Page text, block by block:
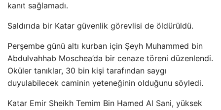
kanıt sağlamadı.
Saldırıda bir Katar güvenlik görevlisi de öldürüldü.
Perşembe günü altı kurban için Şeyh Muhammed bin
Abdulvahhab Moschea’da bir cenaze töreni düzenlendi.
Oküler tanıklar, 30 bin kişi tarafından saygı
duyulabilecek caminin yeteneğinin olduğunu söyledi.
Katar Emir Sheikh Temim Bin Hamed Al Sani, yüksek